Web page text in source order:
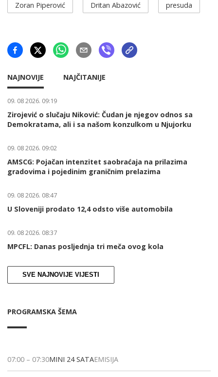
Zoran Piperović Dritan Abazović presuda
NAJNOVIJE NAJČITANIJE
09. 08 2026. 09:19
Zirojević o slučaju Niković: Čudan je njegov odnos sa
Demokratama, ali i sa našom konzulkom u Njujorku
09. 08 2026. 09:02
AMSCG: Pojačan intenzitet saobraćaja na prilazima
gradovima i pojedinim graničnim prelazima
09. 08 2026. 08:47
U Sloveniji prodato 12,4 odsto više automobila
09. 08 2026. 08:37
MPCFL: Danas posljednja tri meča ovog kola
SVE NAJNOVIJE VIJESTI
PROGRAMSKA ŠEMA
07:00 – 07:30MINI 24 SATAEMISIJA